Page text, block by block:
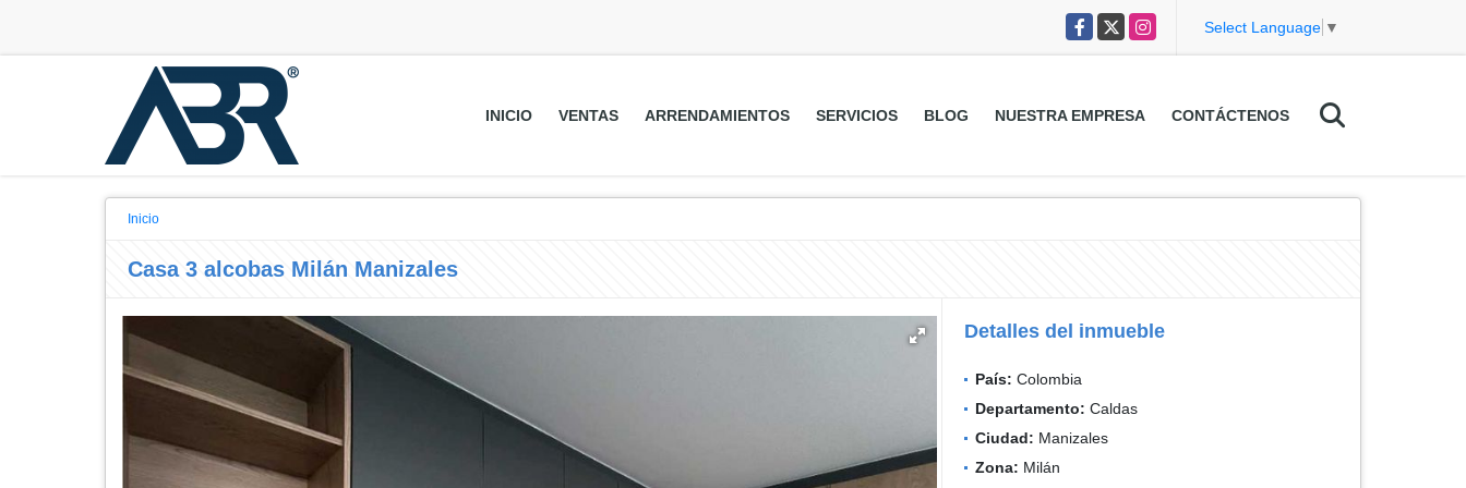
Facebook
X Instagram Select Language ▼
INICIO VENTAS ARRENDAMIENTOS SERVICIOS BLOG NUESTRA EMPRESA CONTÁCTENOS
Inicio
Casa 3 alcobas Milán Manizales
Detalles del inmueble
País: Colombia
Departamento: Caldas
Ciudad: Manizales
Zona: Milán